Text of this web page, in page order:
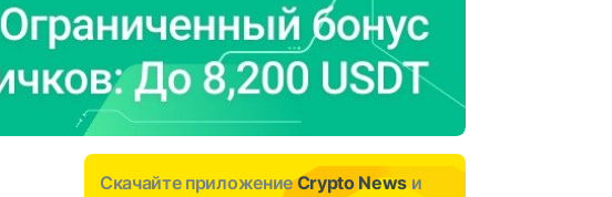
Скачайте приложениеCrypto News и